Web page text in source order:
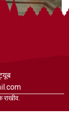
राखीव.